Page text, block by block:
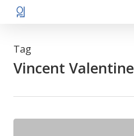
Skip
content
Tag
Vincent Valentine